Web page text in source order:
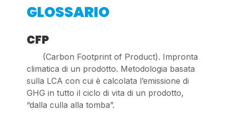
GLOSSARIO
CFP
(Carbon Footprint of Product). Impronta
climatica di un prodotto. Metodologia basata
sulla LCA con cui è calcolata l’emissione di
GHG in tutto il ciclo di vita di un prodotto,
“dalla culla alla tomba”.